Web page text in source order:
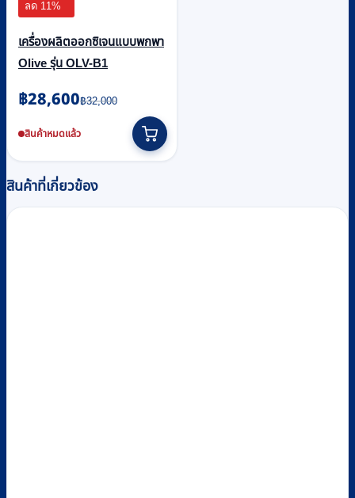
ลด 11%
เครื่องผลิตออกซิเจนแบบพกพา
Olive รุ่น OLV-B1
฿32,000
Original
price
was:
฿28,600
Current
price
is:สินค้าหมดแล้ว
สินค้าที่เกี่ยวข้อง